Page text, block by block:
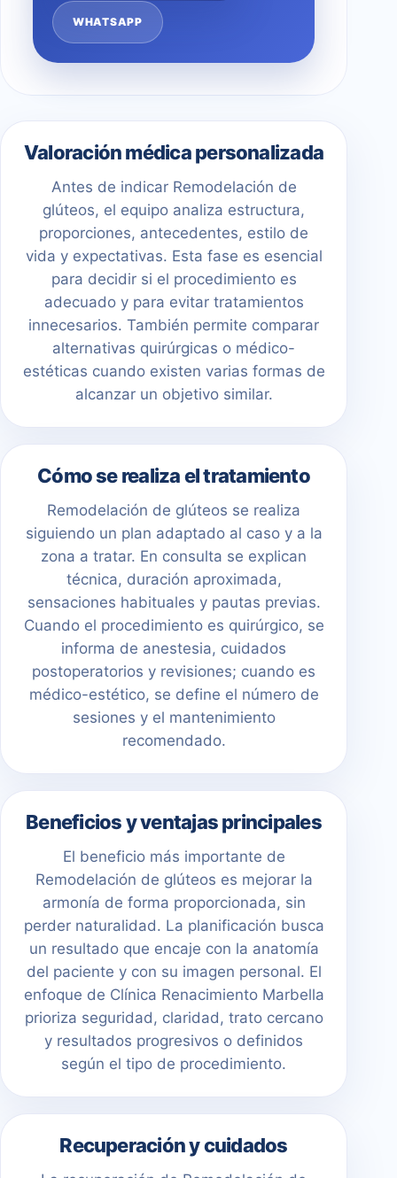
WHATSAPP
Valoración médica personalizada
Antes de indicar Remodelación de
glúteos, el equipo analiza estructura,
proporciones, antecedentes, estilo de
vida y expectativas. Esta fase es esencial
para decidir si el procedimiento es
adecuado y para evitar tratamientos
innecesarios. También permite comparar
alternativas quirúrgicas o médico-
estéticas cuando existen varias formas de
alcanzar un objetivo similar.
Cómo se realiza el tratamiento
Remodelación de glúteos se realiza
siguiendo un plan adaptado al caso y a la
zona a tratar. En consulta se explican
técnica, duración aproximada,
sensaciones habituales y pautas previas.
Cuando el procedimiento es quirúrgico, se
informa de anestesia, cuidados
postoperatorios y revisiones; cuando es
médico-estético, se define el número de
sesiones y el mantenimiento
recomendado.
Beneficios y ventajas principales
El beneficio más importante de
Remodelación de glúteos es mejorar la
armonía de forma proporcionada, sin
perder naturalidad. La planificación busca
un resultado que encaje con la anatomía
del paciente y con su imagen personal. El
enfoque de Clínica Renacimiento Marbella
prioriza seguridad, claridad, trato cercano
y resultados progresivos o definidos
según el tipo de procedimiento.
Recuperación y cuidados